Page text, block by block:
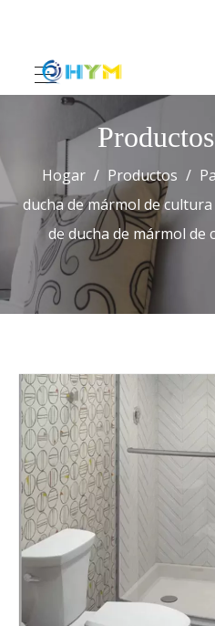
Productos
Hogar / Productos /
ducha de mármol de cultura
de ducha de mármol de